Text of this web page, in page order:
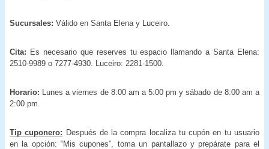
Sucursales: Válido en Santa Elena y Luceiro.
Cita: Es necesario que reserves tu espacio llamando a Santa Elena:
2510-9989 o 7277-4930. Luceiro: 2281-1500.
Horario:
Lunes a viernes de 8:00 am a 5:00 pm y sábado de 8:00 am a
2:00 pm.
Tip cuponero: Después de la compra localiza tu cupón en tu usuario
en la opción: “Mis cupones”, toma un pantallazo y prepárate para el